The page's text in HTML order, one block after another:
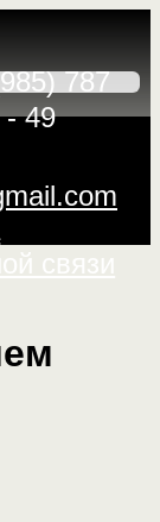
787
- 49
связи